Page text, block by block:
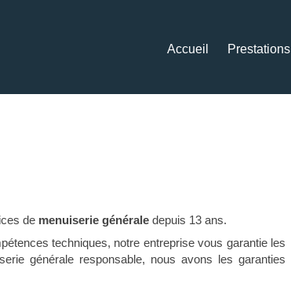
Accueil Prestations
de menuiserie générale depuis 13 ans.
techniques, notre entreprise vous garantie les
générale responsable, nous avons les garanties